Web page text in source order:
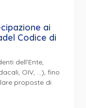
ai
Codice di
dell’Ente,
OIV, …), fino
proposte di